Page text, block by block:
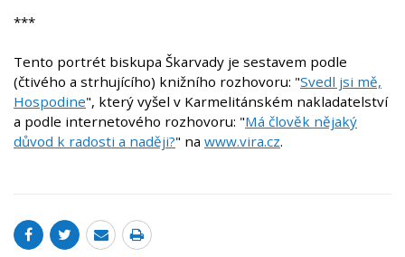
***
Tento portrét biskupa Škarvady je sestavem podle
(čtivého a strhujícího) knižního rozhovoru: "Svedl jsi mě,
Hospodine", který vyšel v Karmelitánském nakladatelství
a podle internetového rozhovoru: "Má člověk nějaký
důvod k radosti a naději?" na www.vira.cz.